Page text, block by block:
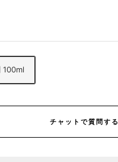
100ml
チャットで質問する